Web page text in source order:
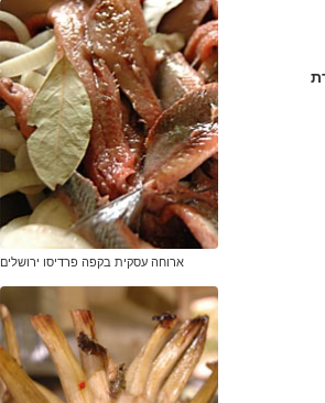
ארוחה עסקית בקפה פרדיסו ירושלים